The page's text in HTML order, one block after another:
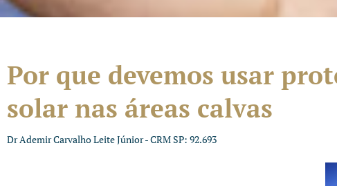
Por que devemos usar
solar nas áreas calvas
Dr Ademir Carvalho Leite Júnior - CRM SP: 92.693